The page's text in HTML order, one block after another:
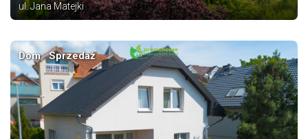
ul. Jana Matejki
Dom · Sprzedaż